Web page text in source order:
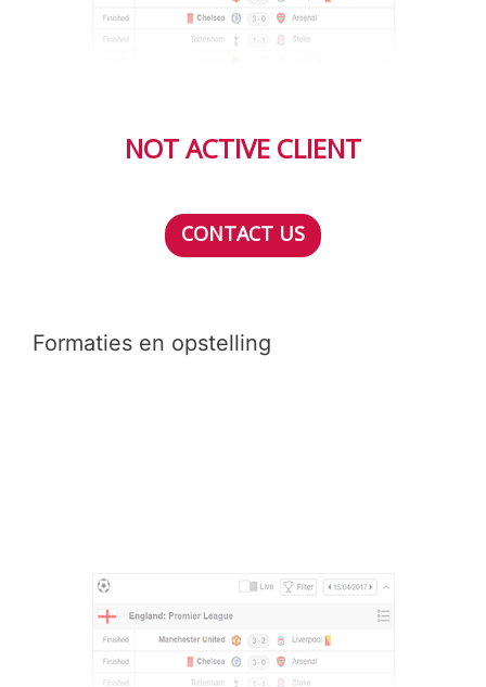
NOT ACTIVE CLIENT
CONTACT US
Formaties en opstelling